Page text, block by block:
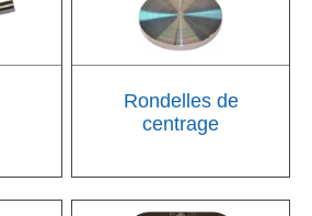
Rondelles de
centrage